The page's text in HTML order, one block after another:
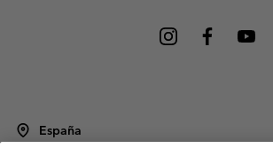
España